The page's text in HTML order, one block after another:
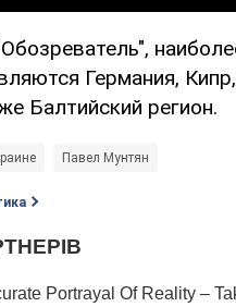
Германия,
Балтийский регион.
Павел Мунтян